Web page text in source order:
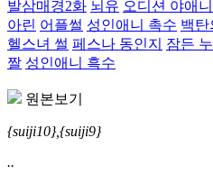
발삼매경2화 뇌유 오디션 야애니
아린 어플썰 성인애니 촉수 백탄
헬스녀 썰 페스나 동인지 잠든
짤 성인애니 흑수
원본보기
{suiji10},{suiji9}
..